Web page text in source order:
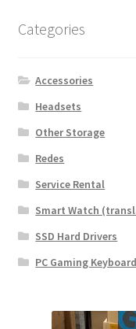
Categories
Accessories
Headsets
Other Storage
Redes
Service Rental
Smart Watch
SSD Hard Drivers
PC Gaming